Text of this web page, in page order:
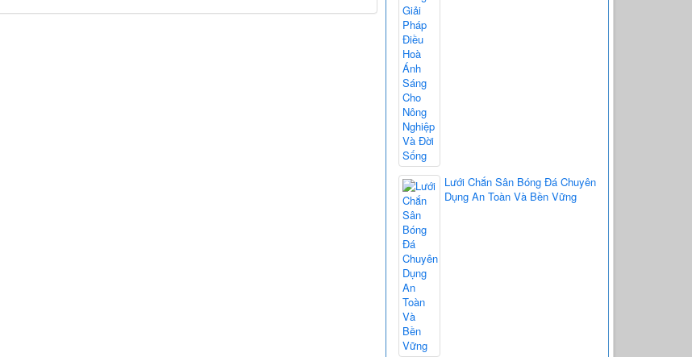
Lưới Chắn Sân Bóng Đá Chuyên
Dụng An Toàn Và Bền Vững